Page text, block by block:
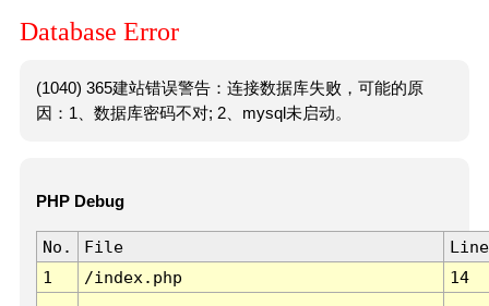
Database Error
(1040) 365建站错误警告：连接数据库失败，可能的原
因：1、数据库密码不对; 2、mysql未启动。
PHP Debug
No. File
Line
1
/index.php 14